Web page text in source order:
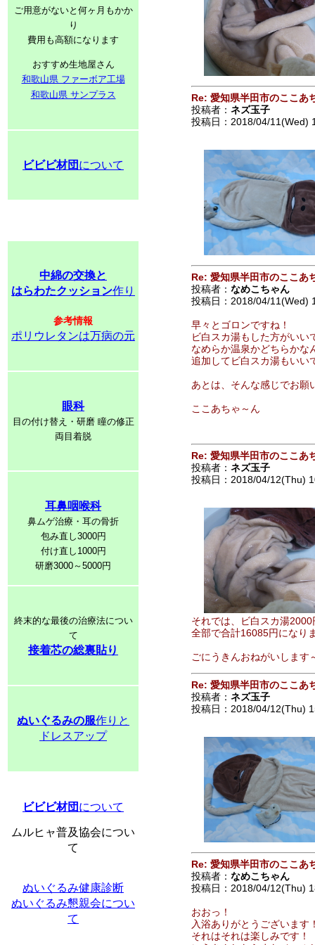
ご用意がないと何ヶ月もかか
り
費用も高額になります
おすすめ生地屋さん
和歌山県 ファーボア工場
和歌山県 サンプラス
ビビビ材団 について
中綿の交換と
はらわたクッション作り
参考情報
ポリウレタンは万病の元
眼科
目の付け替え・研磨 瞳の修正
両目着脱
耳鼻咽喉科
鼻ムゲ治療・耳の骨折
包み直し3000円
付け直し1000円
研磨3000～5000円
終末的な最後の治療法につい
て
接着芯の総裏貼り
ぬいぐるみの服作りと
ドレスアップ
ビビビ材団 について
ムルヒャ普及協会につい
て
ぬいぐるみ健康診断
ぬいぐるみ懇親会につい
て
Re: 愛知県半田市のここあ
投稿者： ネズ玉子
投稿日：2018/04/11(Wed)
Re: 愛知県半田市のここあ
投稿者： なめこちゃん
投稿日：2018/04/11(Wed)
早々とゴロンですね！
ビ白スカ湯もした方がいい
なめらか温泉かどちらかな
追加してビ白スカ湯もいい
あとは、そんな感じでお願
ここあちゃ～ん
Re: 愛知県半田市のここあ
投稿者： ネズ玉子
投稿日：2018/04/12(Thu)
それでは、ビ白スカ湯
全部で合計16085円になり
ごにうきんおねがいします
Re: 愛知県半田市のここあ
投稿者： ネズ玉子
投稿日：2018/04/12(Thu)
Re: 愛知県半田市のここあ
投稿者： なめこちゃん
投稿日：2018/04/12(Thu)
おおっ！
入浴ありがとうございます
それはそれは楽しみです！